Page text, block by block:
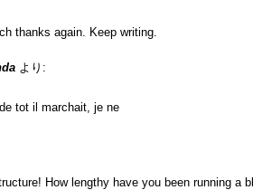
thanks again. Keep writing.
より:
tot il marchait, je ne
How lengthy have you been running a